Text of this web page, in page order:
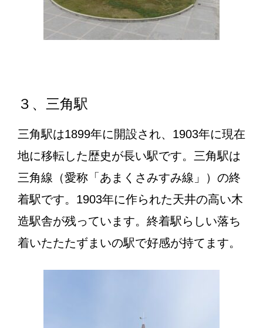
３、三角駅
三角駅は1899年に開設され、1903年に現在
地に移転した歴史が長い駅です。三角駅は
三角線（愛称「あまくさみすみ線」）の終
着駅です。1903年に作られた天井の高い木
造駅舎が残っています。終着駅らしい落ち
着いたたたずまいの駅で好感が持てます。